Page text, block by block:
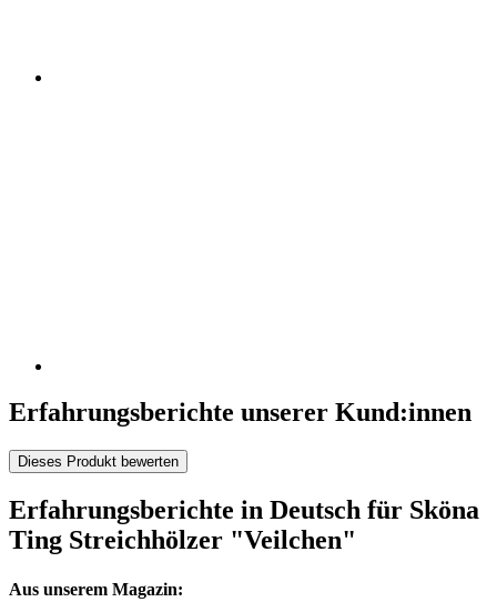
Erfahrungsberichte unserer Kund:innen
Dieses Produkt bewerten
Erfahrungsberichte in Deutsch für Sköna
Ting Streichhölzer "Veilchen"
Aus unserem Magazin: